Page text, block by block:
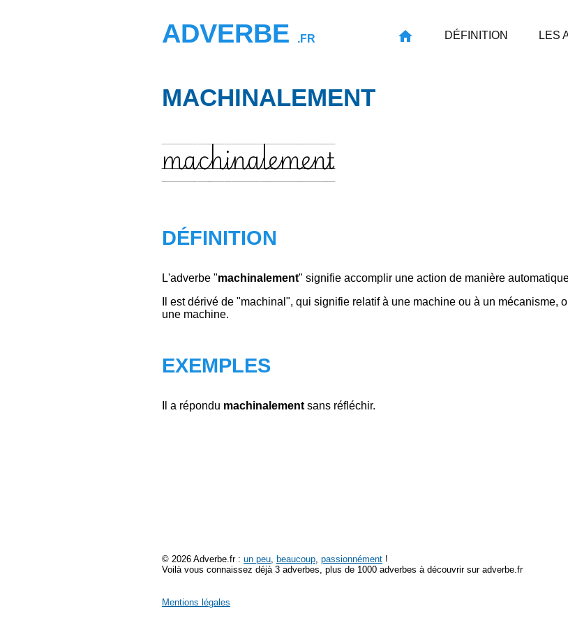
ADVERBE .FR DÉFINITION LES
MACHINALEMENT
machinalement
DÉFINITION
L'adverbe "machinalement" signifie accomplir une action de manière
Il est dérivé de "machinal", qui signifie relatif à une machine ou à un mécanisme,
une machine.
EXEMPLES
Il a répondu machinalement sans réfléchir.
© 2026 Adverbe.fr : un peu, beaucoup, passionnément !
Voilà vous connaissez déjà 3 adverbes, plus de 1000 adverbes à découvrir sur adverbe.fr
Mentions légales